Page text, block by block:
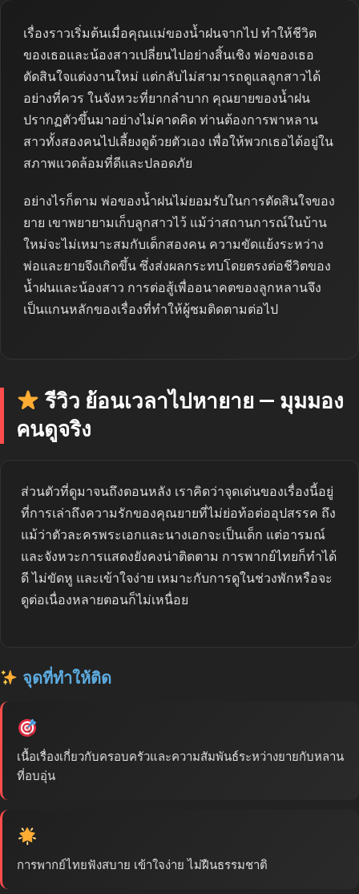
เรื่องราวเริ่มต้นเมื่อคุณแม่ของน้ำฝนจากไป ทำให้ชีวิต
ของเธอและน้องสาวเปลี่ยนไปอย่างสิ้นเชิง พ่อของเธอ
ตัดสินใจแต่งงานใหม่ แต่กลับไม่สามารถดูแลลูกสาวได้
อย่างที่ควร ในจังหวะที่ยากลำบาก คุณยายของน้ำฝน
ปรากฏตัวขึ้นมาอย่างไม่คาดคิด ท่านต้องการพาหลาน
สาวทั้งสองคนไปเลี้ยงดูด้วยตัวเอง เพื่อให้พวกเธอได้อยู่ใน
สภาพแวดล้อมที่ดีและปลอดภัย
อย่างไรก็ตาม พ่อของน้ำฝนไม่ยอมรับในการตัดสินใจของ
ยาย เขาพยายามเก็บลูกสาวไว้ แม้ว่าสถานการณ์ในบ้าน
ใหม่จะไม่เหมาะสมกับเด็กสองคน ความขัดแย้งระหว่าง
พ่อและยายจึงเกิดขึ้น ซึ่งส่งผลกระทบโดยตรงต่อชีวิตของ
น้ำฝนและน้องสาว การต่อสู้เพื่ออนาคตของลูกหลานจึง
เป็นแกนหลักของเรื่องที่ทำให้ผู้ชมติดตามต่อไป
รีวิว ย้อนเวลาไปหายาย — มุมมอง
คนดูจริง
ส่วนตัวที่ดูมาจนถึงตอนหลัง เราคิดว่าจุดเด่นของเรื่องนี้อยู่
ที่การเล่าถึงความรักของคุณยายที่ไม่ย่อท้อต่ออุปสรรค ถึง
แม้ว่าตัวละครพระเอกและนางเอกจะเป็นเด็ก แต่อารมณ์
และจังหวะการแสดงยังคงน่าติดตาม การพากย์ไทยก็ทำได้
ดี ไม่ขัดหู และเข้าใจง่าย เหมาะกับการดูในช่วงพักหรือจะ
ดูต่อเนื่องหลายตอนก็ไม่เหนื่อย
จุดที่ทำให้ติด
เนื้อเรื่องเกี่ยวกับครอบครัวและความสัมพันธ์ระหว่างยายกับหลาน
ที่อบอุ่น
การพากย์ไทยฟังสบาย เข้าใจง่าย ไม่ฝืนธรรมชาติ